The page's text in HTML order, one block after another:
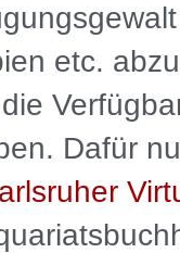
etc.
Dafür